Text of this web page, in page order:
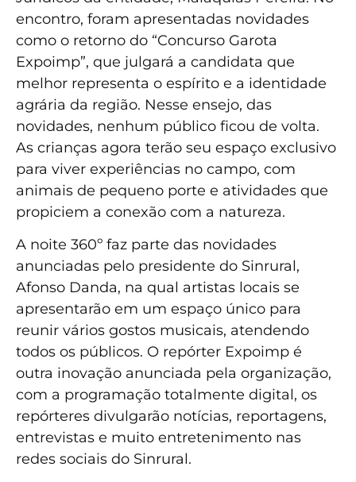
encontro, foram apresentadas novidades
como o retorno do “Concurso Garota
Expoimp”, que julgará a candidata que
melhor representa o espírito e a identidade
agrária da região. Nesse ensejo, das
novidades, nenhum público ficou de volta.
As crianças agora terão seu espaço exclusivo
para viver experiências no campo, com
animais de pequeno porte e atividades que
propiciem a conexão com a natureza.
A noite 360º faz parte das novidades
anunciadas pelo presidente do Sinrural,
Afonso Danda, na qual artistas locais se
apresentarão em um espaço único para
reunir vários gostos musicais, atendendo
todos os públicos. O repórter Expoimp é
outra inovação anunciada pela organização,
com a programação totalmente digital, os
repórteres divulgarão notícias, reportagens,
entrevistas e muito entretenimento nas
redes sociais do Sinrural.